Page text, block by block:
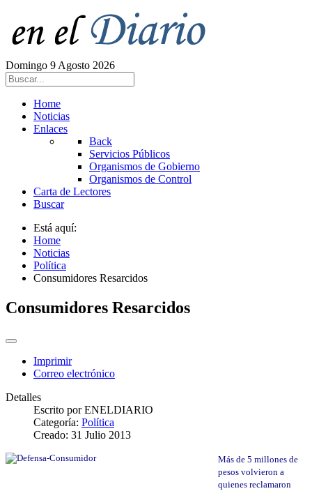
Domingo 9 Agosto 2026
Home
Noticias
Enlaces
Back
Servicios Públicos
Organismos de Gobierno
Organismos de Control
Carta de Lectores
Buscar
Está aquí:
Home
Noticias
Política
Consumidores Resarcidos
Consumidores Resarcidos
Imprimir
Correo electrónico
Detalles
Escrito porENELDIARIO
Categoría: Política
Creado: 31 Julio 2013
Más de 5 millones de
pesos volvieron a
quienes reclamaron